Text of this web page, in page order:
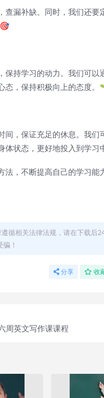
漏补缺。同时，我们还要
持学习的动力。我们可以
态，保持积极向上的态度
，保证充足的休息。我们
体状态，更好地投入到学
法，不断提高自己的学习能
循相关法律法规，请在下载后
！
分享 收
周英文写作课课程